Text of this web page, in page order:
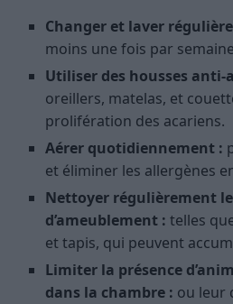
Changer et laver
moins une fois par
Utiliser des housses anti-
oreillers, matelas, et
prolifération des acariens.
Aérer quotidiennement :
et éliminer les allergènes
Nettoyer régulièrement
d’ameublement : telles
et tapis, qui peuvent
Limiter la présence
dans la chambre : ou leur